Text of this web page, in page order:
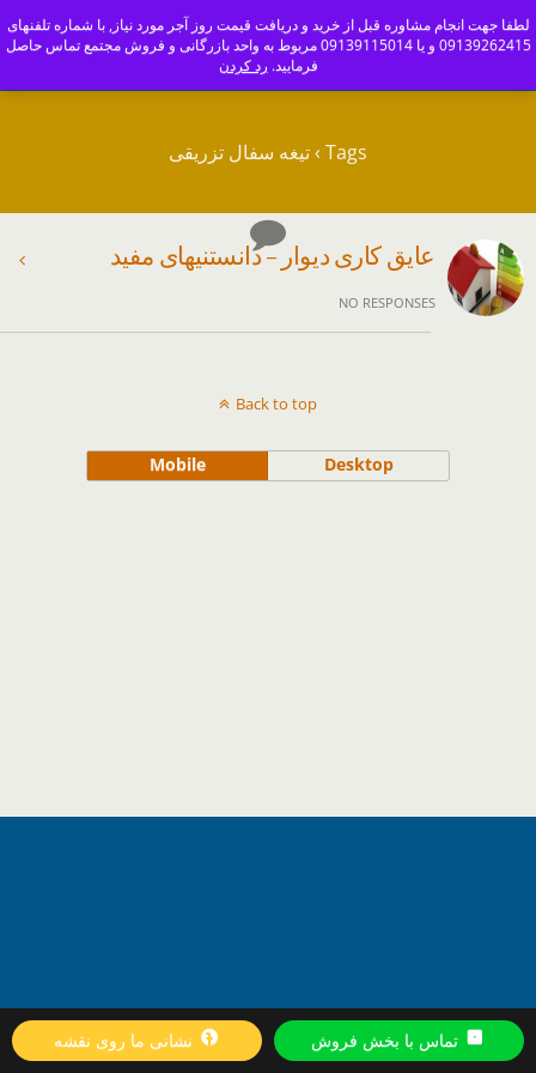
ajoranco_zapas
کارخانه آجر سفال و آجرنما اصفهان-09139115014
Tags › تیغه سفال تزریقی
عایق کاری دیوار – دانستنیهای مفید
NO RESPONSES
Back to top
Mobile Desktop
لطفا جهت انجام مشاوره قبل از خرید و دریافت قیمت روز آجر مورد نیاز, با شماره تلفنهای
09139262415 و یا 09139115014 مربوط به واحد بازرگانی و فروش مجتمع تماس حاصل
فرمایید. رد کردن
تماس با بخش فروش نشانی ما روی نقشه